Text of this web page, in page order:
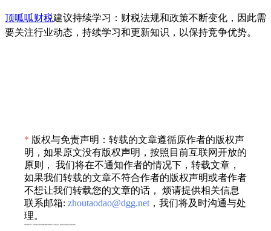
顶呱呱财税建议持续学习：财税法规和政策不断变化，因此需
要关注行业动态，持续学习和更新知识，以保持竞争优势。
* 版权与免责声明：转载的文章遵循原作者的版权声
明，如果原文没有版权声明，按照目前互联网开放的
原则， 我们将在不通知作者的情况下，转载文章，
如果我们转载的文章不符合作者的版权声明或者作者
不想让我们转载您的文章的话， 烦请提供相关信息
联系邮箱: zhoutaodao@dgg.net ，我们将及时沟通与处
理。